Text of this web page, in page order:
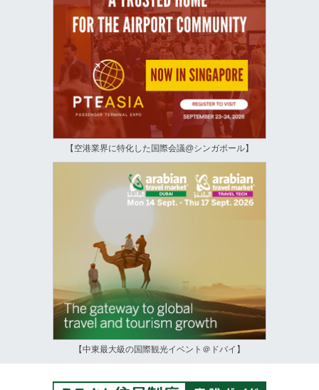
【空港業界に特化した国際会議@シンガポール】
【中東最大級の国際観光イベント＠ドバイ】